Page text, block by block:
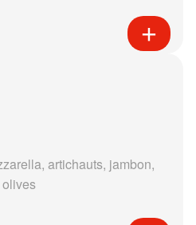
artichauts, jambon,